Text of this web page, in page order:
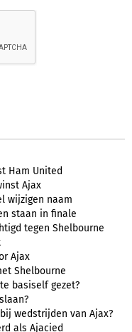
Ham United
Ajax
wijzigen naam
staan in finale
tegen Shelbourne
Ajax
Shelbourne
basiself gezet?
wedstrijden van Ajax?
als Ajacied